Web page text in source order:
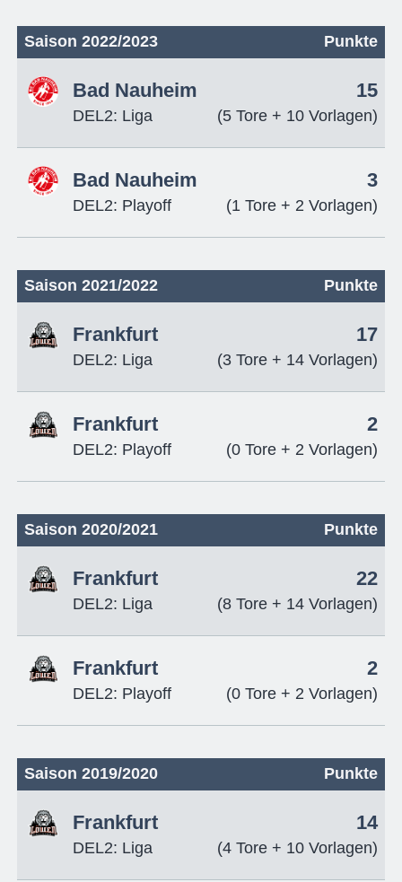
Saison 2022/2023 Punkte
Bad Nauheim
DEL2: Liga
15
(5 Tore + 10 Vorlagen)
Bad Nauheim
DEL2: Playoff
3
(1 Tore + 2 Vorlagen)
Saison 2021/2022 Punkte
Frankfurt
DEL2: Liga
17
(3 Tore + 14 Vorlagen)
Frankfurt
DEL2: Playoff
2
(0 Tore + 2 Vorlagen)
Saison 2020/2021 Punkte
Frankfurt
DEL2: Liga
22
(8 Tore + 14 Vorlagen)
Frankfurt
DEL2: Playoff
2
(0 Tore + 2 Vorlagen)
Saison 2019/2020 Punkte
Frankfurt
DEL2: Liga
14
(4 Tore + 10 Vorlagen)